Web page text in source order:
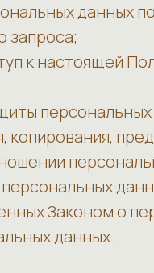
данных
запроса;
к настоящей
копирования,
Законом о
данных.